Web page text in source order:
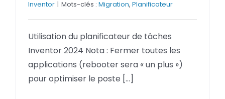
Inventor | Mots-clés : Migration, Planificateur
Utilisation du planificateur de tâches
Inventor 2024 Nota : Fermer toutes les
applications (rebooter sera « un plus »)
pour optimiser le poste [...]